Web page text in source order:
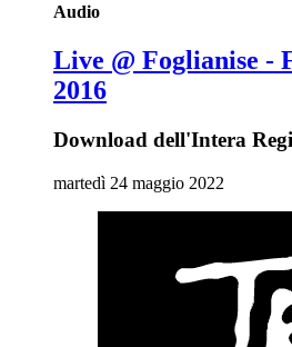
Audio
Live @ Foglianise -
2016
Download dell'Intera
martedì 24 maggio 2022